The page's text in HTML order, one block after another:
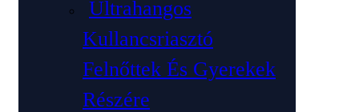
Ultrahangos
Kullancsriasztó
Felnőttek És Gyerekek
Részére